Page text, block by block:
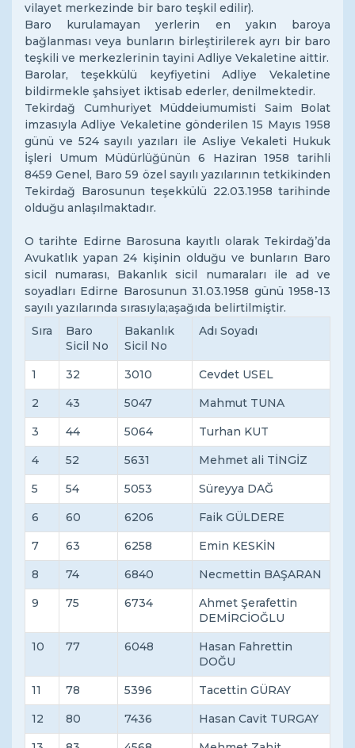
vilayet merkezinde bir baro teşkil edilir).
Baro kurulamayan yerlerin en yakın baroya
bağlanması veya bunların birleştirilerek ayrı bir baro
teşkili ve merkezlerinin tayini Adliye Vekaletine aittir.
Barolar, teşekkülü keyfiyetini Adliye Vekaletine
bildirmekle şahsiyet iktisab ederler, denilmektedir.
Tekirdağ Cumhuriyet Müddeiumumisti Saim Bolat
imzasıyla Adliye Vekaletine gönderilen 15 Mayıs 1958
günü ve 524 sayılı yazıları ile Asliye Vekaleti Hukuk
İşleri Umum Müdürlüğünün 6 Haziran 1958 tarihli
8459 Genel, Baro 59 özel sayılı yazılarının tetkikinden
Tekirdağ Barosunun teşekkülü 22.03.1958 tarihinde
olduğu anlaşılmaktadır.
O tarihte Edirne Barosuna kayıtlı olarak Tekirdağ’da
Avukatlık yapan 24 kişinin olduğu ve bunların Baro
sicil numarası, Bakanlık sicil numaraları ile ad ve
soyadları Edirne Barosunun 31.03.1958 günü 1958-13
sayılı yazılarında sırasıyla;aşağıda belirtilmiştir.
Sıra
Baro
Sicil No
Bakanlık
Sicil No
Adı Soyadı
1 32 3010
Cevdet USEL
2
43 5047
Mahmut TUNA
3
44 5064
Turhan KUT
4
52 5631
Mehmet ali TİNGİZ
5
54 5053
Süreyya DAĞ
6
60 6206
Faik GÜLDERE
7
63 6258
Emin KESKİN
8
74 6840
Necmettin BAŞARAN
9
75 6734
Ahmet Şerafettin
DEMİRCİOĞLU
10
77 6048
Hasan Fahrettin
DOĞU
11
78 5396
Tacettin GÜRAY
12
80 7436
Hasan Cavit TURGAY